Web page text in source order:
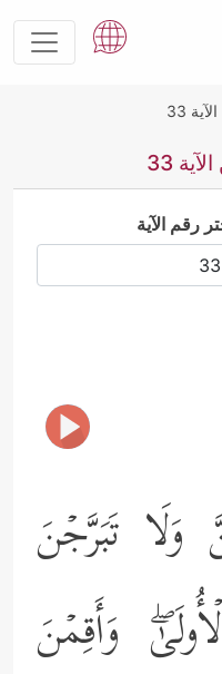
الآية 33
33
رقم الآية
وَلَا تَبَرَّجۡنَ
وَأَقِمۡنَ